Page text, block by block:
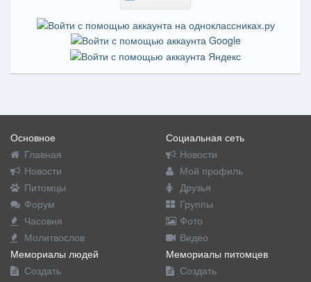
Основное
Главная
Новости
Питомцы
Форум
Часовня
Молитвослов
Социальная сеть
Новости
Мой профиль
Друзья
Группы
Фото
Видео
Мемориалы людей
Создать
Мемориалы питомцев
Создать